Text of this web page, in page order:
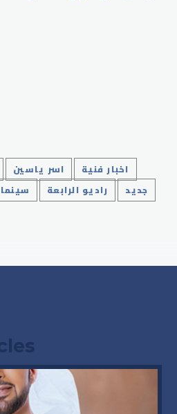
اخبار فنية اسر ياسين
جديد
راديو الرابعة سينما